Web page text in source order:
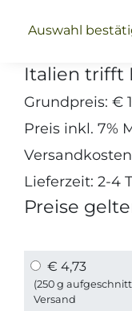
Auswahl
Pizza
Italien trifft
Grundpreis: €
Preis inkl. 7%
Versandkosten
Lieferzeit: 2-4
Preise
€ 4,73
(250 g
Versand